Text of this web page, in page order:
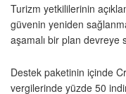
Turizm yetkililerinin
güvenin yeniden
aşamalı bir plan devreye
Destek paketinin içinde
vergilerinde yüzde 50